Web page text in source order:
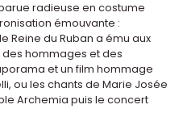
radieuse en costume
émouvante :
Reine du Ruban a ému aux
des hommages et des
et un film hommage
ou les chants de Marie Josée
Archemia puis le concert